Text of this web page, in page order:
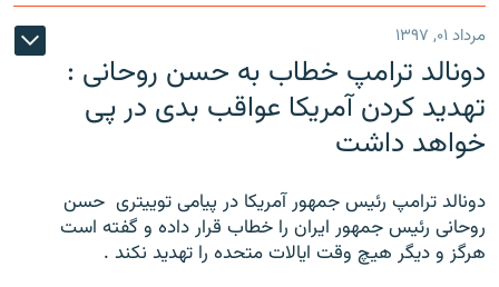
مرداد ۰۱, ۱۳۹۷
دونالد ترامپ خطاب به حسن روحانی :
تهدید کردن آمریکا عواقب بدی در پی
خواهد داشت
دونالد ترامپ رئیس جمهور آمریکا در پیامی توییتری ‌ حسن
روحانی رئیس جمهور ایران را خطاب قرار داده و گفته است
هرگز و دیگر هیچ وقت ایالات متحده را تهدید نکند .